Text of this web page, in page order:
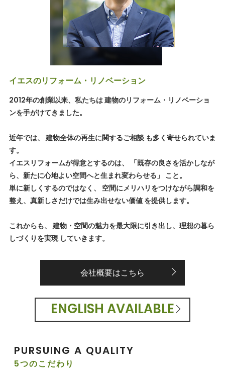
イエスのリフォーム・リノベーション
2012年の創業以来、私たちは 建物のリフォーム・リノベーショ
ンを手がけてきました。
近年では、 建物全体の再生に関するご相談 も多く寄せられていま
す。
イエスリフォームが得意とするのは、 「既存の良さを活かしなが
ら、新たに心地よい空間へと生まれ変わらせる」 こと。
単に新しくするのではなく、 空間にメリハリをつけながら調和を
整え、真新しさだけでは生み出せない価値 を提供します。
これからも、 建物・空間の魅力を最大限に引き出し、理想の暮ら
しづくりを実現 していきます。
会社概要はこちら
ENGLISH AVAILABLE
PURSUING A QUALITY
5つのこだわり